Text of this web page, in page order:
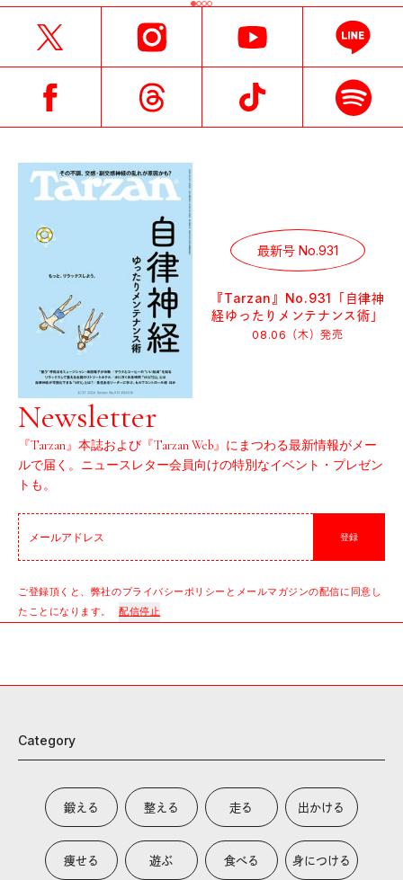
最新号 No.931
『Tarzan』No.931「自律神
経ゆったりメンテナンス術」
08.06（木）発売
Newsletter
『Tarzan』本誌および『Tarzan Web』にまつわる最新情報がメー
ルで届く。ニュースレター会員向けの特別なイベント・プレゼン
トも。
登録
ご登録頂くと、弊社のプライバシーポリシーとメールマガジンの配信に同意し
たことになります。
配信停止
Category
鍛える 整える 走る 出かける
痩せる 遊ぶ 食べる 身につける